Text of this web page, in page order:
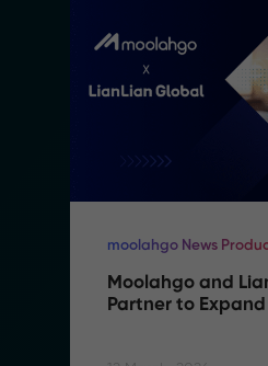
moolahgo News
Moolahgo and
Partner to